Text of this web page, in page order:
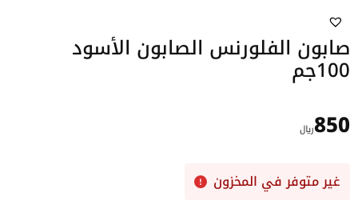
صابون الفلورنس الصابون الأسود
100جم
850﷼
غير متوفر في المخزون